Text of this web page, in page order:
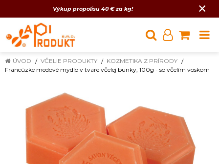
Výkup propolisu 40 € za kg! ×
ÚVOD VČELIE PRODUKTY
KOZMETIKA Z PRÍRODY
Francúzke medové mydlo v tvare včelej bunky, 100g - so včelím voskom